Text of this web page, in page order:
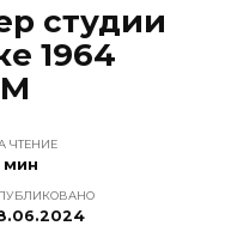
студии
1964
ЧТЕНИЕ
мин